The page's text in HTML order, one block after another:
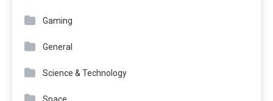
Gaming
General
Science & Technology
Space